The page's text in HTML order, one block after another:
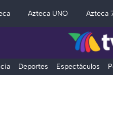
Azteca UNO Azteca
Deportes Espectáculos